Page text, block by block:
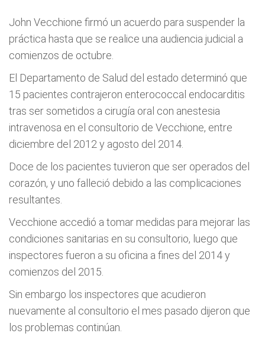
John Vecchione firmó un acuerdo para suspender la
práctica hasta que se realice una audiencia judicial a
comienzos de octubre.
El Departamento de Salud del estado determinó que
15 pacientes contrajeron enterococcal endocarditis
tras ser sometidos a cirugía oral con anestesia
intravenosa en el consultorio de Vecchione, entre
diciembre del 2012 y agosto del 2014.
Doce de los pacientes tuvieron que ser operados del
corazón, y uno falleció debido a las complicaciones
resultantes.
Vecchione accedió a tomar medidas para mejorar las
condiciones sanitarias en su consultorio, luego que
inspectores fueron a su oficina a fines del 2014 y
comienzos del 2015.
Sin embargo los inspectores que acudieron
nuevamente al consultorio el mes pasado dijeron que
los problemas continúan.